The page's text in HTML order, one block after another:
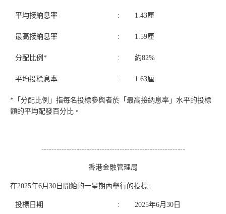
平均接納息率 : 1.43厘
最高接納息率 : 1.59厘
分配比例* : 約82%
平均投標息率 : 1.63厘
*「分配比例」指每名投標參與者於「最高接納息率」水平的投標
額的平均配發百分比。
---------------------------------------------------------
香港金融管理局
在2025年6月30日開始的一星期內舉行的投標 :
投標日期 : 2025年6月30日